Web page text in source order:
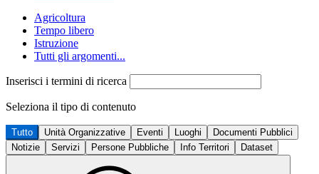
Agricoltura
Tempo libero
Istruzione
Tutti gli argomenti...
Inserisci i termini di ricerca
Seleziona il tipo di contenuto
Tutto Unità Organizzative Eventi Luoghi
Documenti Pubblici
Notizie
Servizi Persone Pubbliche Info Territori Dataset